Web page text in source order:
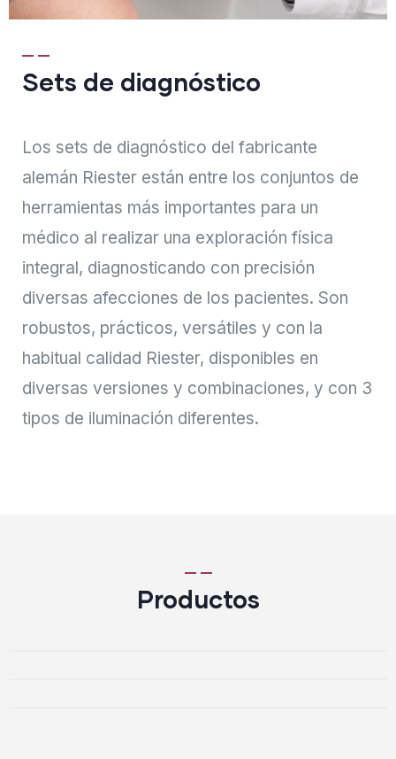
Sets de diagnóstico
Los sets de diagnóstico del fabricante
alemán Riester están entre los conjuntos de
herramientas más importantes para un
médico al realizar una exploración física
integral, diagnosticando con precisión
diversas afecciones de los pacientes. Son
robustos, prácticos, versátiles y con la
habitual calidad Riester, disponibles en
diversas versiones y combinaciones, y con 3
tipos de iluminación diferentes.
Productos